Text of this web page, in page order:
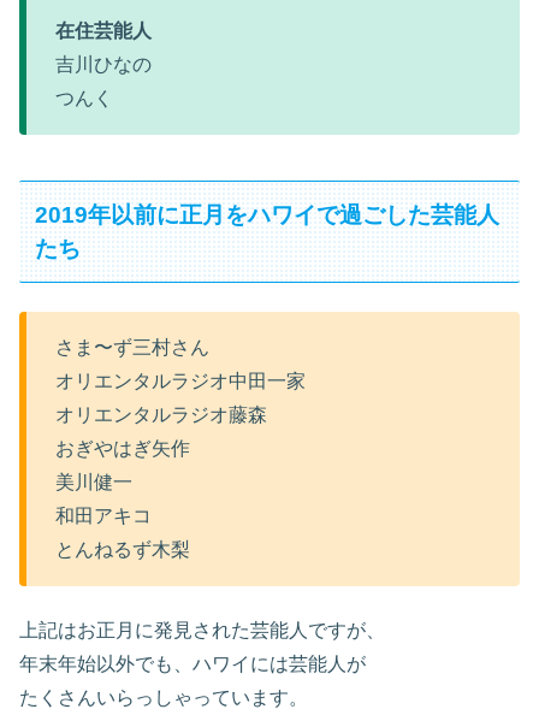
在住芸能人
吉川ひなの
つんく
2019年以前に正月をハワイで過ごした芸能人
たち
さま〜ず三村さん
オリエンタルラジオ中田一家
オリエンタルラジオ藤森
おぎやはぎ矢作
美川健一
和田アキコ
とんねるず木梨
上記はお正月に発見された芸能人ですが、
年末年始以外でも、ハワイには芸能人が
たくさんいらっしゃっています。